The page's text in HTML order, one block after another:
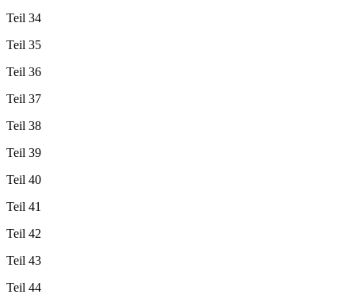
Teil 34
Teil 35
Teil 36
Teil 37
Teil 38
Teil 39
Teil 40
Teil 41
Teil 42
Teil 43
Teil 44